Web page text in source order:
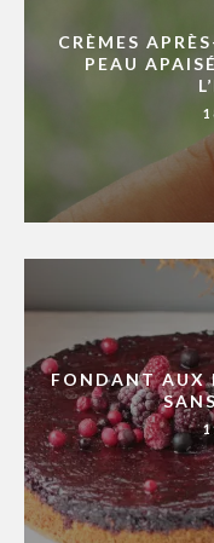
CRÈMES
PEAU
FONDANT AUX